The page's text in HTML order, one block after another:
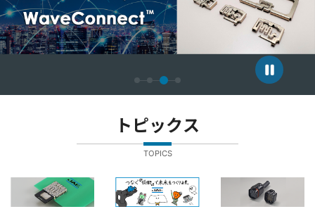
トピックス
TOPICS